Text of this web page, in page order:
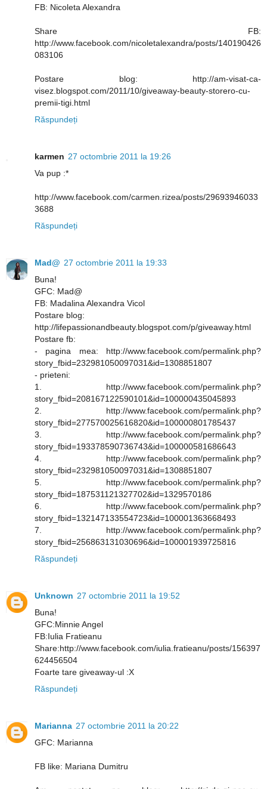
FB: Nicoleta Alexandra
Share FB:
http://www.facebook.com/nicoletalexandra/posts/140190426
083106
Postare blog: http://am-visat-ca-
visez.blogspot.com/2011/10/giveaway-beauty-storero-cu-
premii-tigi.html
Răspundeți
karmen 27 octombrie 2011 la 19:26
Va pup :*
http://www.facebook.com/carmen.rizea/posts/29693946033
3688
Răspundeți
Mad@ 27 octombrie 2011 la 19:33
Buna!
GFC: Mad@
FB: Madalina Alexandra Vicol
Postare blog:
http://lifepassionandbeauty.blogspot.com/p/giveaway.html
Postare fb:
- pagina mea: http://www.facebook.com/permalink.php?
story_fbid=232981050097031&id=1308851807
- prieteni:
1. http://www.facebook.com/permalink.php?
story_fbid=208167122590101&id=100000435045893
2. http://www.facebook.com/permalink.php?
story_fbid=277570025616820&id=100000801785437
3. http://www.facebook.com/permalink.php?
story_fbid=193378590736743&id=100000581686643
4. http://www.facebook.com/permalink.php?
story_fbid=232981050097031&id=1308851807
5. http://www.facebook.com/permalink.php?
story_fbid=187531121327702&id=1329570186
6. http://www.facebook.com/permalink.php?
story_fbid=132147133554723&id=100001363668493
7. http://www.facebook.com/permalink.php?
story_fbid=256863131030696&id=100001939725816
Răspundeți
Unknown 27 octombrie 2011 la 19:52
Buna!
GFC:Minnie Angel
FB:Iulia Fratieanu
Share:http://www.facebook.com/iulia.fratieanu/posts/156397
624456504
Foarte tare giveaway-ul :X
Răspundeți
Marianna 27 octombrie 2011 la 20:22
GFC: Marianna
FB like: Mariana Dumitru